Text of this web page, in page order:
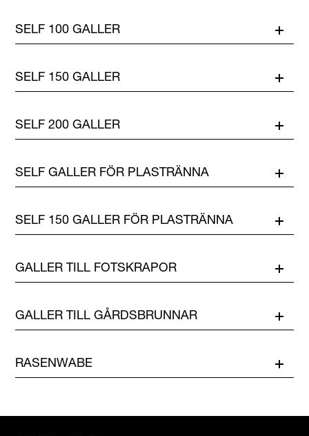
SELF 100 GALLER
SELF 150 GALLER
SELF 200 GALLER
SELF GALLER FÖR PLASTRÄNNA
SELF 150 GALLER FÖR PLASTRÄNNA
GALLER TILL FOTSKRAPOR
GALLER TILL GÅRDSBRUNNAR
RASENWABE